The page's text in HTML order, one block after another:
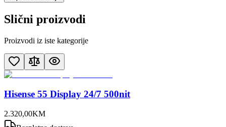
Slični proizvodi
Proizvodi iz iste kategorije
Hisense 55 Display 24/7 500nit
2.320,00KM